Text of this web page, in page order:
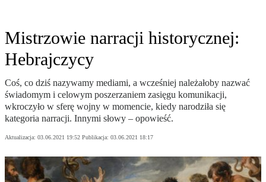
Mistrzowie narracji historycznej:
Hebrajczycy
Coś, co dziś nazywamy mediami, a wcześniej należałoby nazwać
świadomym i celowym poszerzaniem zasięgu komunikacji,
wkroczyło w sferę wojny w momencie, kiedy narodziła się
kategoria narracji. Innymi słowy – opowieść.
Aktualizacja: 03.06.2021 19:52 Publikacja: 03.06.2021 18:17